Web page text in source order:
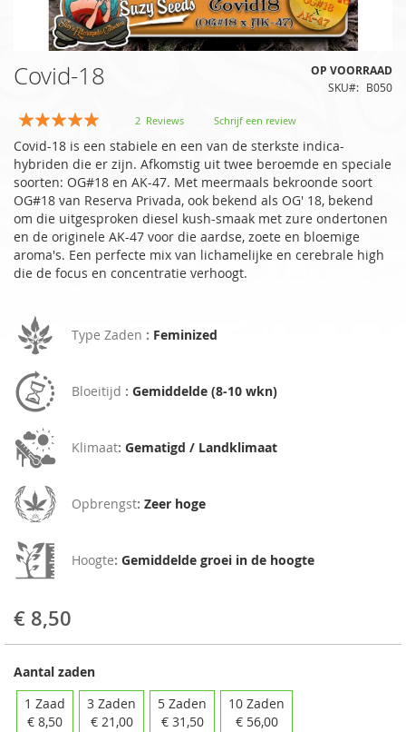
Covid-18 OP VOORRAAD
SKU B050
Waardering:
100
% of100
2 Reviews Schrijf een review
Covid-18 is een stabiele en een van de sterkste indica-
hybriden die er zijn. Afkomstig uit twee beroemde en speciale
soorten: OG#18 en AK-47. Met meermaals bekroonde soort
OG#18 van Reserva Privada, ook bekend als OG' 18, bekend
om die uitgesproken diesel kush-smaak met zure ondertonen
en de originele AK-47 voor die aardse, zoete en bloemige
aroma's. Een perfecte mix van lichamelijke en cerebrale high
die de focus en concentratie verhoogt.
Type Zaden : Feminized
Bloeitijd : Gemiddelde (8-10 wkn)
Klimaat: Gematigd / Landklimaat
Opbrengst: Zeer hoge
Hoogte: Gemiddelde groei in de hoogte
€ 8,50
Aantal zaden
1 Zaad
€ 8,50
3 Zaden
€ 21,00
5 Zaden
€ 31,50
10 Zaden
€ 56,00
naar
begin
van
de
afbeeldingen-
gallerij